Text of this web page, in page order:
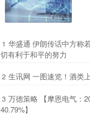
1 华盛通 伊朗传话中方称
切有利于和平的努力
2 生讯网 一图速览！酒类
3 万德策略 【摩恩电气：
40.79%】